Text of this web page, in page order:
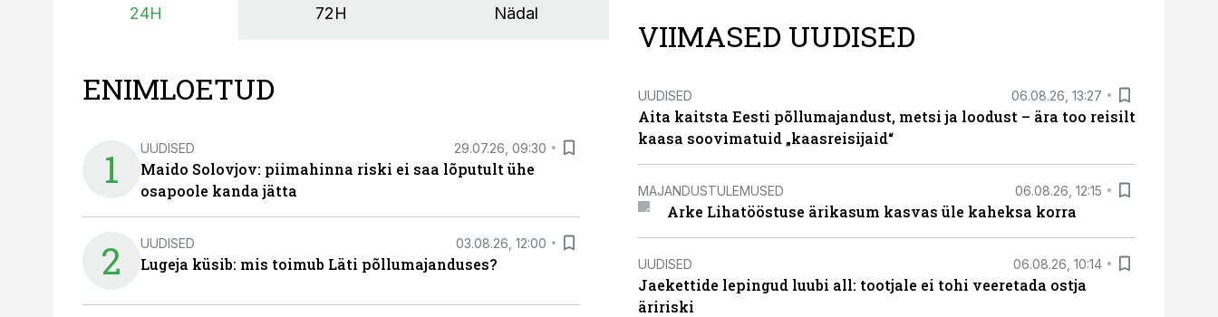
24H 72H Nädal
ENIMLOETUD
1 UUDISED 29.07.26, 09:30
Maido Solovjov: piimahinna riski ei saa lõputult ühe
osapoole kanda jätta
2 UUDISED 03.08.26, 12:00
Lugeja küsib: mis toimub Läti põllumajanduses?
VIIMASED UUDISED
UUDISED 06.08.26, 13:27
Aita kaitsta Eesti põllumajandust, metsi ja loodust – ära too reisilt
kaasa soovimatuid „kaasreisijaid“
MAJANDUSTULEMUSED 06.08.26, 12:15
Arke Lihatööstuse ärikasum kasvas üle kaheksa korra
UUDISED 06.08.26, 10:14
Jaekettide lepingud luubi all: tootjale ei tohi veeretada ostja
äririski